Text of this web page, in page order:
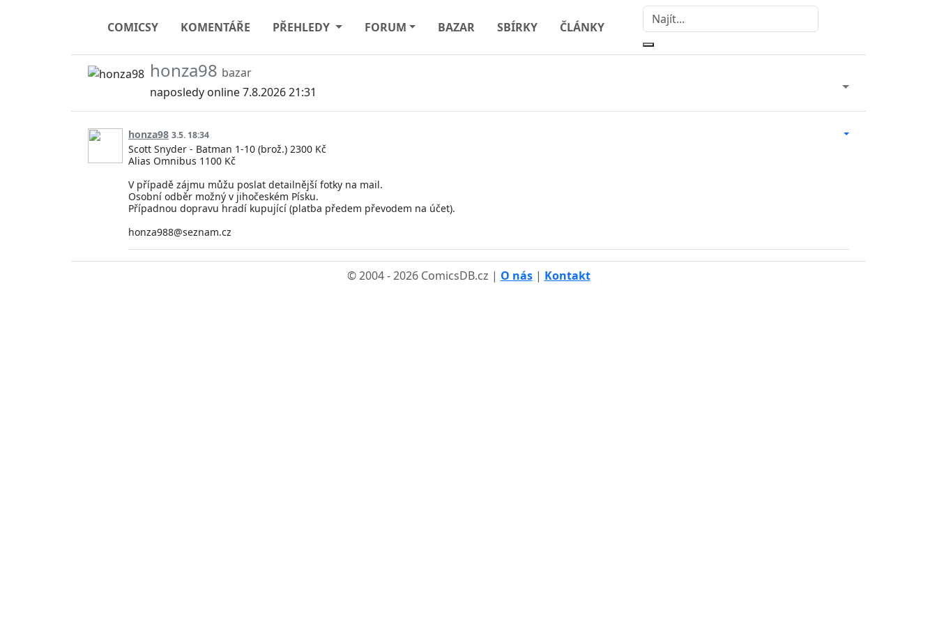
COMICSY KOMENTÁŘE PŘEHLEDY FORUM BAZAR SBÍRKY ČLÁNKY
honza98 bazar
naposledy online 7.8.2026 21:31
honza98 3.5. 18:34
Scott Snyder - Batman 1-10 (brož.) 2300 Kč
Alias Omnibus 1100 Kč
V případě zájmu můžu poslat detailnější fotky na mail.
Osobní odběr možný v jihočeském Písku.
Případnou dopravu hradí kupující (platba předem převodem na účet).
honza988@seznam.cz
© 2004 - 2026 ComicsDB.cz | O nás| Kontakt